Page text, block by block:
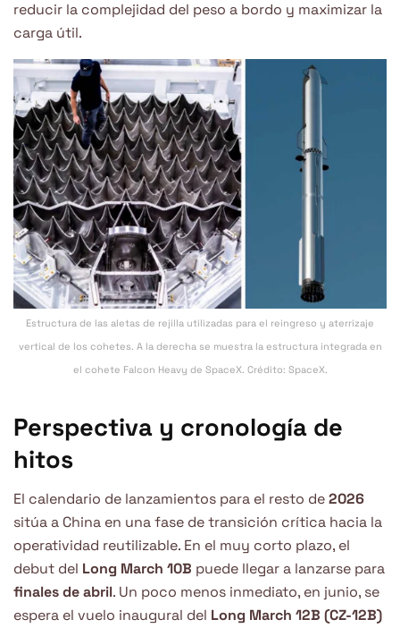
reducir la complejidad del peso a bordo y maximizar la
carga útil.
Estructura de las aletas de rejilla utilizadas para el reingreso y aterrizaje
vertical de los cohetes. A la derecha se muestra la estructura integrada en
el cohete Falcon Heavy de SpaceX. Crédito: SpaceX.
Perspectiva y cronología de
hitos
El calendario de lanzamientos para el resto de2026
sitúa a China en una fase de transición crítica hacia la
operatividad reutilizable. En el muy corto plazo, el
debut del Long March 10B puede llegar a lanzarse para
finales de abril. Un poco menos inmediato, en junio, se
espera el vuelo inaugural del Long March 12B (CZ-12B)